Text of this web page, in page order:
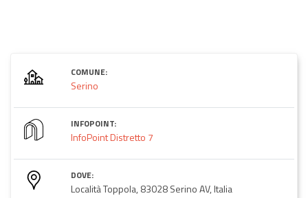
COMUNE:
Serino
INFOPOINT:
InfoPoint Distretto 7
DOVE:
Località Toppola, 83028 Serino AV, Italia